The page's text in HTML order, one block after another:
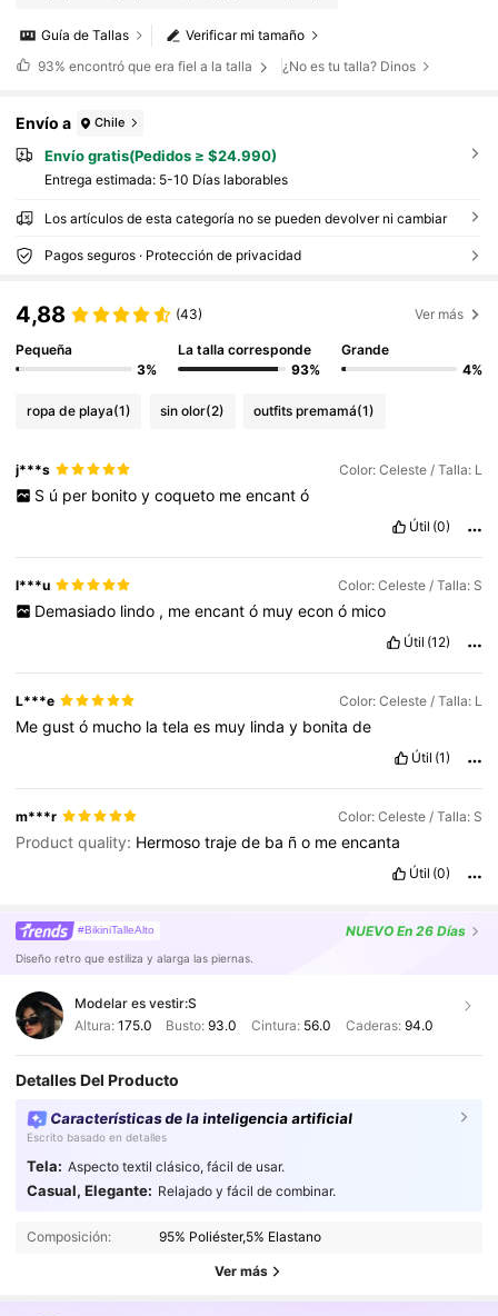
Verificar mi tamaño
Guía de Tallas
93% encontró que era fiel a la talla ¿No es tu talla? Dinos
Envío a Chile
Envío gratis(Pedidos ≥ $24.990)
Entrega estimada: 5-10 Días laborables
Los artículos de esta categoría no se pueden devolver ni cambiar
Pagos seguros · Protección de privacidad
4,88 (43) Ver más
Pequeña
3%
La talla corresponde
93%
Grande
4%
ropa de playa(1) sin olor(2) outfits premamá(1)
j***s Color: Celeste / Talla: L
S ú per bonito y coqueto me encant ó
Útil (0)
l***u Color: Celeste / Talla: S
Demasiado lindo , me encant ó muy econ ó mico
Útil (12)
L***e Color: Celeste / Talla: L
Megustó mucho latelaes muy linday bonitade
Útil (1)
m***r Color: Celeste / Talla: S
Product quality: Hermosotrajede ba ño meencanta
Útil (0)
#BikiniTalleAlto NUEVO En 26 Días
Diseño retro que estiliza y alarga las piernas.
Modelar es vestir:S
Altura: 175.0 Busto:93.0 Cintura: 56.0 Caderas: 94.0
Detalles Del Producto
Características de la inteligencia artificial
Escrito basado en detalles
Tela: Aspecto textil clásico, fácil de usar.
Casual, Elegante: Relajado y fácil de combinar.
Composición: 95% Poliéster,5% Elastano
Ver más
4,82 115K Seguidores